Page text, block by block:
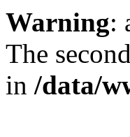
Warning:
The
in /data/